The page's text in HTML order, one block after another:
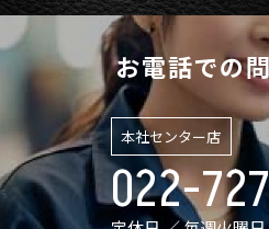
お電話での
本社センター店
022-